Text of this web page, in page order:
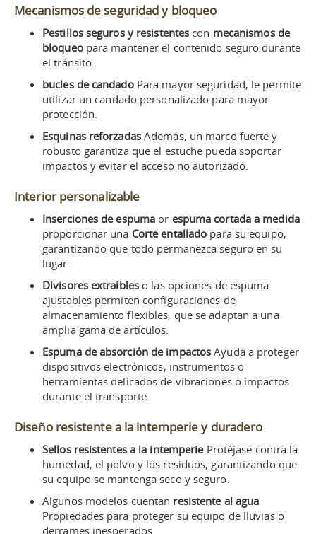
Mecanismos de seguridad y bloqueo
Pestillos seguros y resistentes con mecanismos de
bloqueopara mantener el contenido seguro durante
el tránsito.
bucles de candadoPara mayor seguridad, le permite
utilizar un candado personalizado para mayor
protección.
Esquinas reforzadasAdemás, un marco fuerte y
robusto garantiza que el estuche pueda soportar
impactos y evitar el acceso no autorizado.
Interior personalizable
Inserciones de espuma or espuma cortada a medida
proporcionar una Corte entallado para su equipo,
garantizando que todo permanezca seguro en su
lugar.
Divisores extraíbles o las opciones de espuma
ajustables permiten configuraciones de
almacenamiento flexibles, que se adaptan a una
amplia gama de artículos.
Espuma de absorción de impactos Ayuda a proteger
dispositivos electrónicos, instrumentos o
herramientas delicados de vibraciones o impactos
durante el transporte.
Diseño resistente a la intemperie y duradero
Sellos resistentes a la intemperieProtéjase contra la
humedad, el polvo y los residuos, garantizando que
su equipo se mantenga seco y seguro.
Algunos modelos cuentan resistente al agua
Propiedades para proteger su equipo de lluvias o
derrames inesperados.